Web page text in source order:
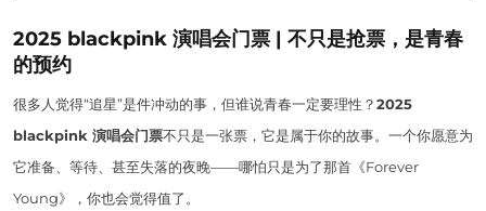
2025 blackpink 演唱会门票 | 不只是抢票，是青春
的预约
很多人觉得“追星”是件冲动的事，但谁说青春一定要理性？2025
blackpink 演唱会门票不只是一张票，它是属于你的故事。一个你愿意为
它准备、等待、甚至失落的夜晚——哪怕只是为了那首《Forever
Young》，你也会觉得值了。